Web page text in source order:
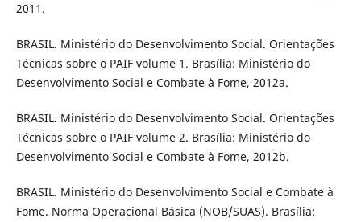
2011.
BRASIL. Ministério do Desenvolvimento Social. Orientações
Técnicas sobre o PAIF volume 1. Brasília: Ministério do
Desenvolvimento Social e Combate à Fome, 2012a.
BRASIL. Ministério do Desenvolvimento Social. Orientações
Técnicas sobre o PAIF volume 2. Brasília: Ministério do
Desenvolvimento Social e Combate à Fome, 2012b.
BRASIL. Ministério do Desenvolvimento Social e Combate à
Fome. Norma Operacional Básica (NOB/SUAS). Brasília: